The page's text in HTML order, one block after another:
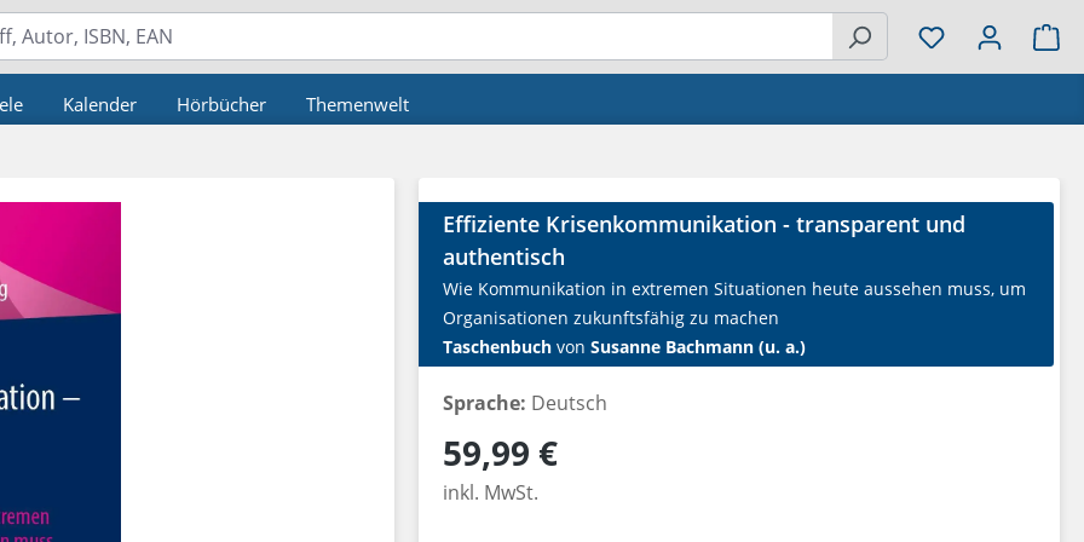
Kalender Hörbücher Themenwelt
Effiziente Krisenkommunikation - transparent und
authentisch
Wie Kommunikation in extremen Situationen heute aussehen muss, um
Organisationen zukunftsfähig zu machen
Taschenbuch von Susanne Bachmann (u. a.)
Sprache: Deutsch
Regulärer Preis:
59,99 €
inkl. MwSt.